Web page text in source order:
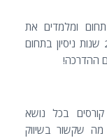
ומלמדים את
התחום שנים רבות! מעל 20 שנות ניסיון בתחום
ההדרכה!
בכל נושא
שקשור בשיווק